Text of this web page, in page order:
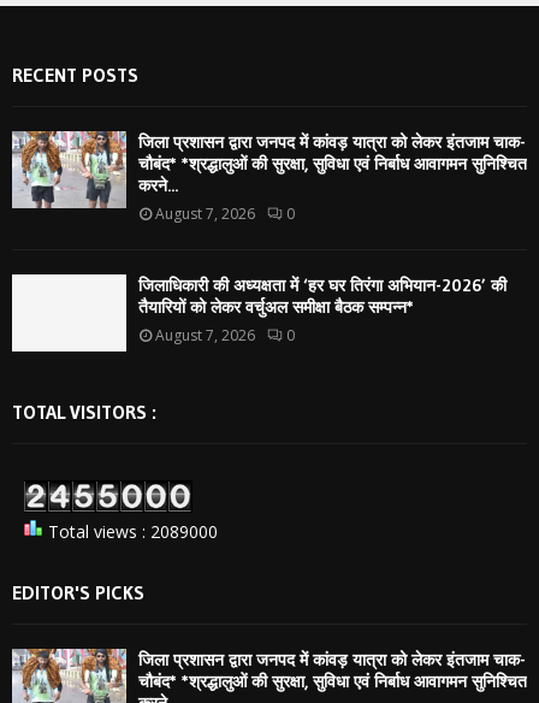
RECENT POSTS
जिला प्रशासन द्वारा जनपद में कांवड़ यात्रा को लेकर इंतजाम चाक-
चौबंद* *श्रद्धालुओं की सुरक्षा, सुविधा एवं निर्बाध आवागमन सुनिश्चित
करने...
August 7, 2026 0
जिलाधिकारी की अध्यक्षता में ‘हर घर तिरंगा अभियान-2026’ की
तैयारियों को लेकर वर्चुअल समीक्षा बैठक सम्पन्न*
August 7, 2026 0
TOTAL VISITORS :
Total views : 2089000
EDITOR'S PICKS
जिला प्रशासन द्वारा जनपद में कांवड़ यात्रा को लेकर इंतजाम चाक-
चौबंद* *श्रद्धालुओं की सुरक्षा, सुविधा एवं निर्बाध आवागमन सुनिश्चित